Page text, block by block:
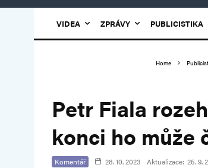
VIDEA ZPRÁVY PUBLICISTIKA
Home
Petr Fiala
konci ho může
Komentář 28. 10. 2023 Aktualizace: 25. 9.